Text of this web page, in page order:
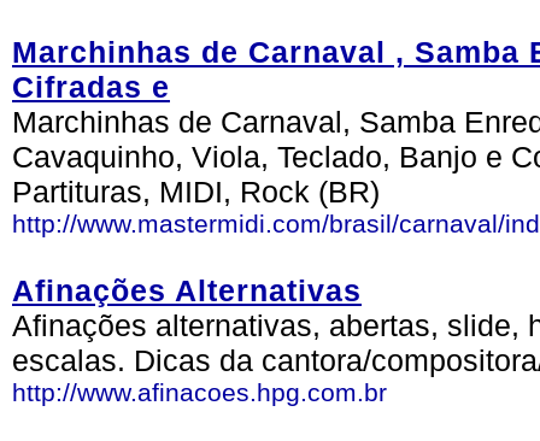
Marchinhas de Carnaval ,
Cifradas e
Marchinhas de Carnaval, Samba
Cavaquinho, Viola, Teclado, Banjo e
Partituras, MIDI, Rock (BR)
http://www.mastermidi.com/brasil/carnaval/
Afinações Alternativas
Afinações alternativas, abertas, slide,
escalas. Dicas da cantora/
http://www.afinacoes.hpg.com.br